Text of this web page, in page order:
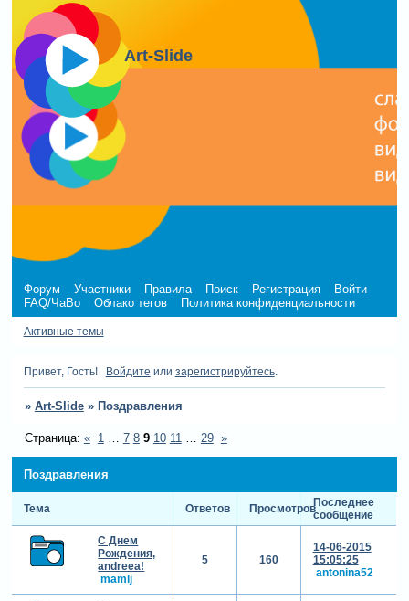
Art-Slide
Форум Участники Правила Поиск Регистрация
Войти
FAQ/ЧаВо
Облако тегов Политика конфиденциальности
Активные темы
Привет, Гость! Войдите или зарегистрируйтесь.
» Art-Slide » Поздравления
Поздравления
Страница: « 1 … 7 8 9 10 11 … 29 »
Тема Ответов ПросмотровПоследнее
сообщение
С Днем
Рождения,
andreea!
mamlj
5 160
14-06-2015
15:05:25
antonina52